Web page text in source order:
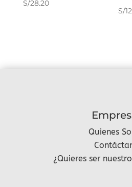
S/28.20
S/
Quienes
¿Quieres ser